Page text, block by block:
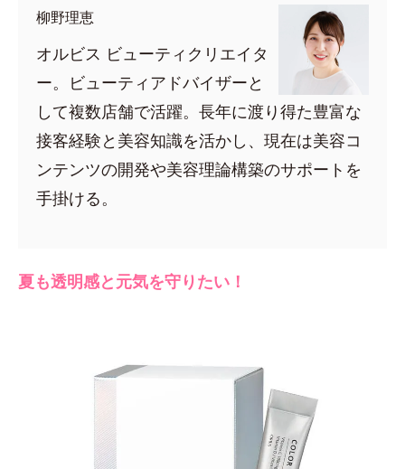
柳野理恵
オルビス ビューティクリエイタ
ー。ビューティアドバイザーと
して複数店舗で活躍。長年に渡り得た豊富な
接客経験と美容知識を活かし、現在は美容コ
ンテンツの開発や美容理論構築のサポートを
手掛ける。
夏も透明感と元気を守りたい！